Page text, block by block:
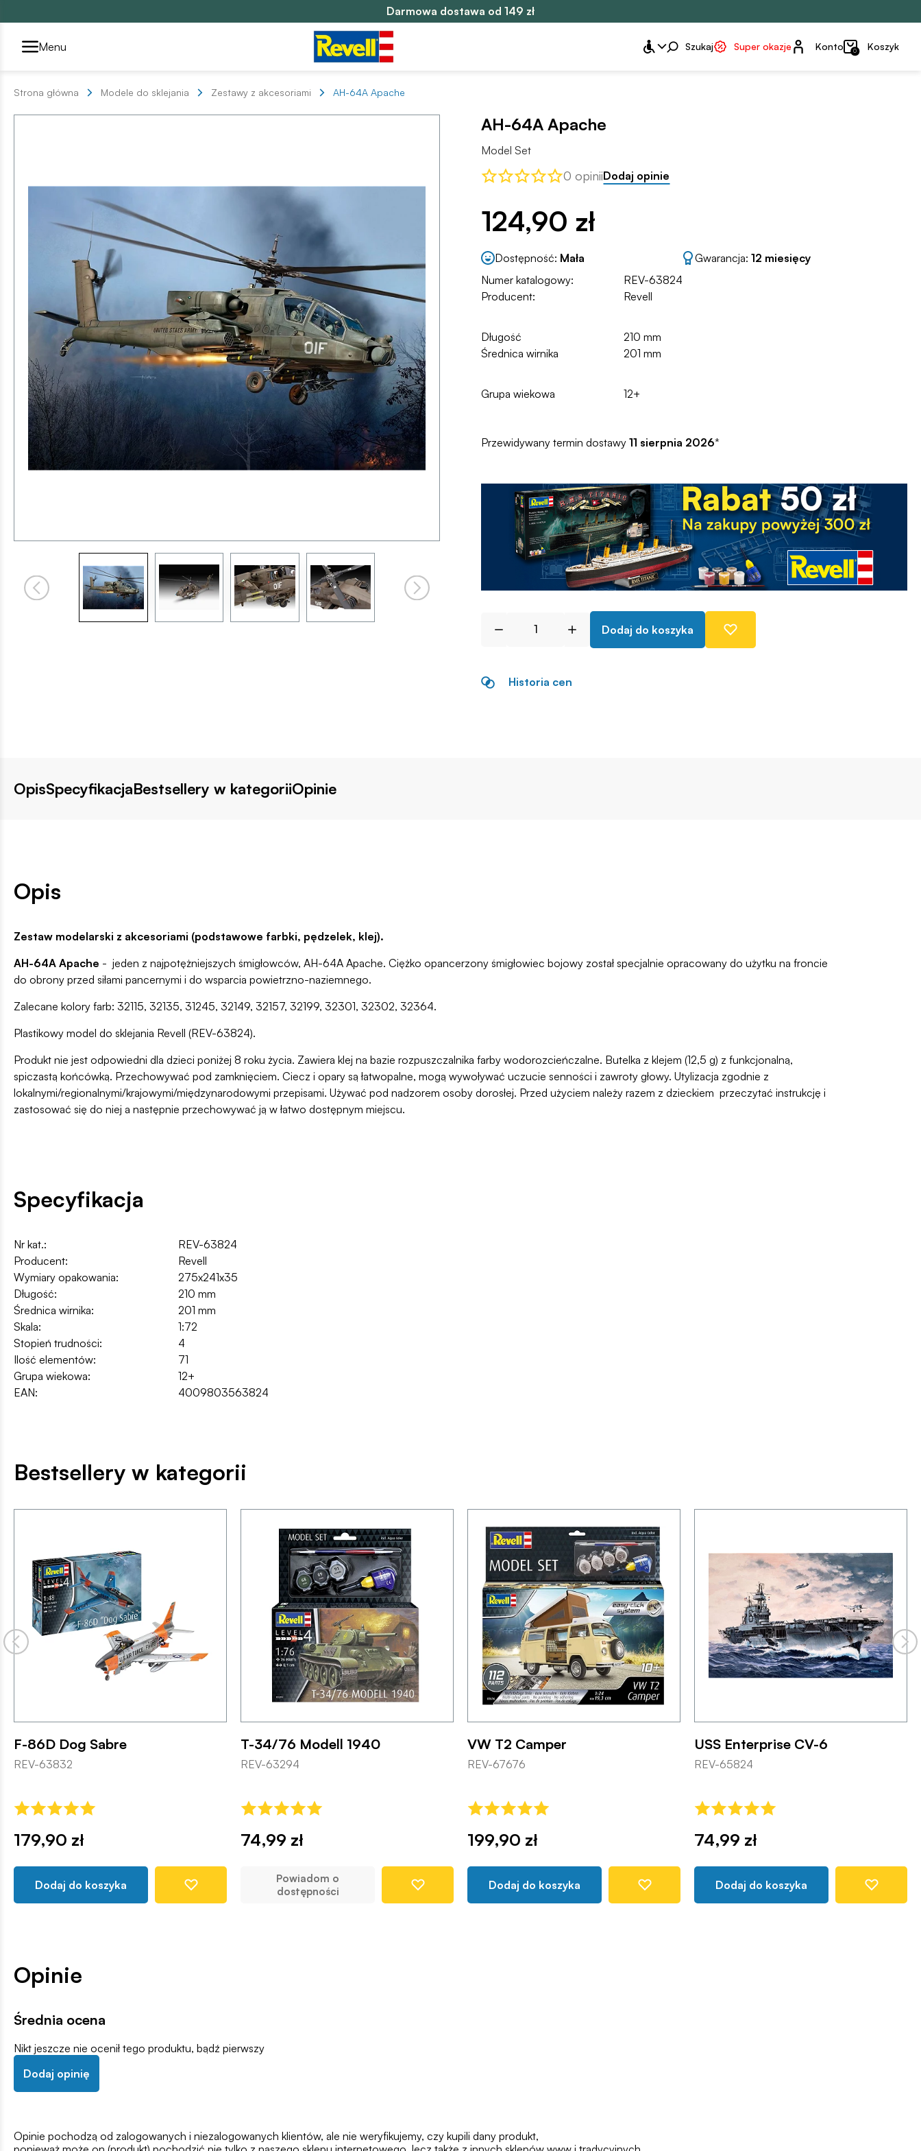
Darmowa dostawa od 149 zł
Przełącznik segmentów2
Menu Szukaj Super okazje Konto
Konto 0 Koszyk
Strona główna Modele do sklejania Zestawy z akcesoriami AH-64A Apache
AH-64A Apache
Model Set
0 opiniiDodaj opinie
124,90 zł
Dostępność: Mała Gwarancja: 12 miesięcy
Numer katalogowy:
REV-63824
Producent:
Revell
Długość
210 mm
Średnica wirnika
201 mm
Grupa wiekowa 12+
Przewidywany termin dostawy 11 sierpnia 2026*
Dodaj do koszyka
Historia cen
OpisSpecyfikacjaBestsellery w kategoriiOpinie
Opis
Zestaw modelarski z akcesoriami (podstawowe farbki, pędzelek, klej).
AH-64A Apache - jeden z najpotężniejszych śmigłowców, AH-64A Apache. Ciężko opancerzony śmigłowiec bojowy został specjalnie opracowany do użytku na froncie
do obrony przed siłami pancernymi i do wsparcia powietrzno-naziemnego.
Zalecane kolory farb: 32115, 32135, 31245, 32149, 32157, 32199, 32301, 32302, 32364.
Plastikowy model do sklejania Revell (REV-63824).
Produkt nie jest odpowiedni dla dzieci poniżej 8 roku życia. Zawiera klej na bazie rozpuszczalnika farby wodorozcieńczalne. Butelka z klejem (12,5 g) z funkcjonalną,
spiczastą końcówką. Przechowywać pod zamknięciem. Ciecz i opary są łatwopalne, mogą wywoływać uczucie senności i zawroty głowy. Utylizacja zgodnie z
lokalnymi/regionalnymi/krajowymi/międzynarodowymi przepisami. Używać pod nadzorem osoby dorosłej. Przed użyciem należy razem z dzieckiem przeczytać instrukcję i
zastosować się do niej a następnie przechowywać ją w łatwo dostępnym miejscu.
Specyfikacja
Nr kat.:
REV-63824
Producent:
Revell
Wymiary opakowania:
275x241x35
Długość:
210 mm
Średnica wirnika:
201 mm
Skala:
1:72
Stopień trudności:
4
Ilość elementów:
71
Grupa wiekowa:
12+
EAN:
4009803563824
Bestsellery w kategorii
F-86D Dog Sabre
REV-63832
179,90 zł
Dodaj do koszyka
T-34/76 Modell 1940
REV-63294
74,99 zł
Powiadom o
dostępności
VW T2 Camper
REV-67676
199,90 zł
Dodaj do koszyka
USS Enterprise CV-6
REV-65824
74,99 zł
Dodaj do koszyka
Opinie
Średnia ocena
Nikt jeszcze nie ocenił tego produktu, bądź pierwszy
Dodaj opinię
Opinie pochodzą od zalogowanych i niezalogowanych klientów, ale nie weryfikujemy, czy kupili dany produkt,